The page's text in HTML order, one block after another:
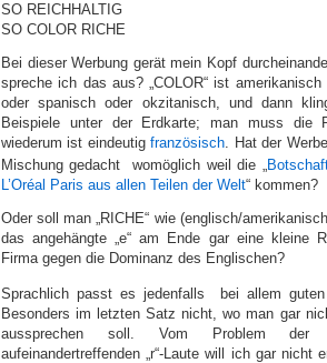
SO REICHHALTIG
SO COLOR RICHE
Bei dieser Werbung gerät mein Kopf
spreche ich das aus? „COLOR“ ist
oder spanisch oder okzitanisch, und dann
Beispiele unter der Erdkarte; man muss die
wiederum ist eindeutigfranzösisch. Hat der
Mischung gedacht
womöglich weil die „
L’Oréal Paris aus allen Teilen der Welt“ kommen?
Oder soll man „RICHE“ wie (englisch/
das angehängte „e“ am Ende gar eine kleine
Firma gegen die Dominanz des Englischen?
Sprachlich passt es jedenfalls
bei allem
Besonders im letzten Satz nicht, wo man gar
aussprechen soll. Vom Problem der
aufeinandertreffenden „r“-Laute will ich gar nicht